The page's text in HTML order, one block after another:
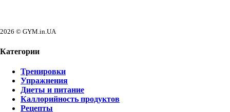
2026 © GYM.in.UA
Категории
Тренировки
Упражнения
Диеты и питание
Каллорийность продуктов
Рецепты